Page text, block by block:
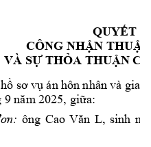
QUYẾT
CÔNG NHẬN THUẬ
VÀ SỰ THỎA THUẬN C
hồ sơ vụ án hôn nhân và gia đ
9 năm 2025, giữa:
ông Cao Văn L, sinh nă